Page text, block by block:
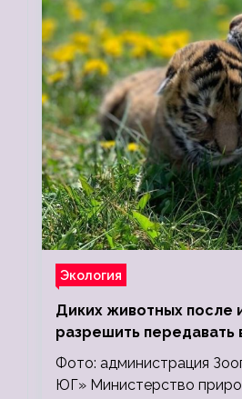
Экология
Диких животных после
разрешить передавать
зоопарки
Фото: администрация
ЮГ» Министерство